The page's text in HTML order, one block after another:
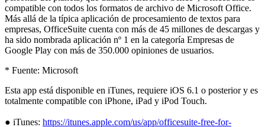
compatible con todos los formatos de archivo de Microsoft Office.
Más allá de la típica aplicación de procesamiento de textos para
empresas, OfficeSuite cuenta con más de 45 millones de descargas y
ha sido nombrada aplicación nº 1 en la categoría Empresas de
Google Play con más de 350.000 opiniones de usuarios.
* Fuente: Microsoft
Esta app está disponible en iTunes, requiere iOS 6.1 o posterior y es
totalmente compatible con iPhone, iPad y iPod Touch.
● iTunes: https://itunes.apple.com/us/app/officesuite-free-for-